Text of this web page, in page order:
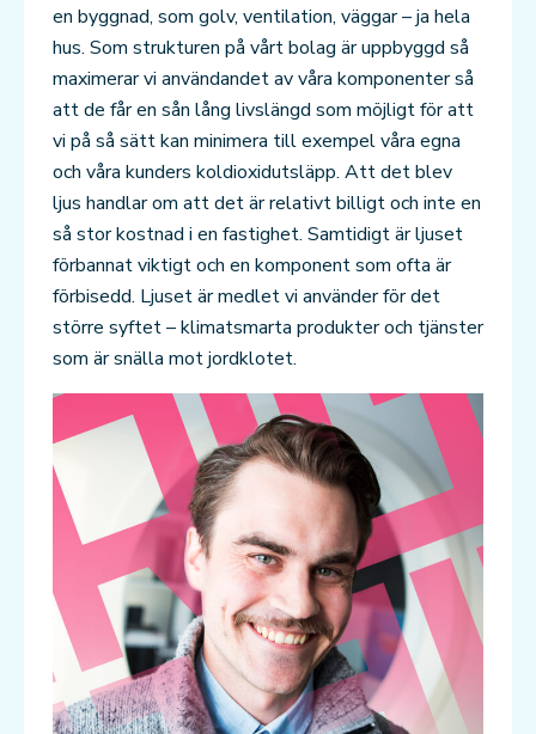
en byggnad, som golv, ventilation, väggar – ja hela
hus. Som strukturen på vårt bolag är uppbyggd så
maximerar vi användandet av våra komponenter så
att de får en sån lång livslängd som möjligt för att
vi på så sätt kan minimera till exempel våra egna
och våra kunders koldioxidutsläpp. Att det blev
ljus handlar om att det är relativt billigt och inte en
så stor kostnad i en fastighet. Samtidigt är ljuset
förbannat viktigt och en komponent som ofta är
förbisedd. Ljuset är medlet vi använder för det
större syftet – klimatsmarta produkter och tjänster
som är snälla mot jordklotet.